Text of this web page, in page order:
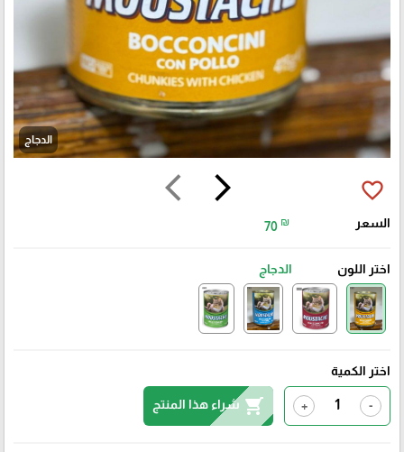
الدجاج
arrow_forward_ios
arrow_back_ios favorite_border
السعر 70 ₪
اختر اللون الدجاج
اختر الكمية
-
+
shopping_cart شراء هذا المنتج